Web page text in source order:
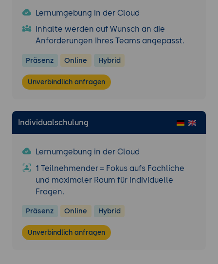
Design und Inhalte.
Lernumgebung in der Cloud
Inhalte werden auf Wunsch an die
Anforderungen Ihres Teams angepasst.
Präsenz Online Hybrid
Unverbindlich anfragen
Individualschulung
Lernumgebung in der Cloud
1 Teilnehmender = Fokus aufs Fachliche
und maximaler Raum für individuelle
Fragen.
Präsenz Online Hybrid
Unverbindlich anfragen